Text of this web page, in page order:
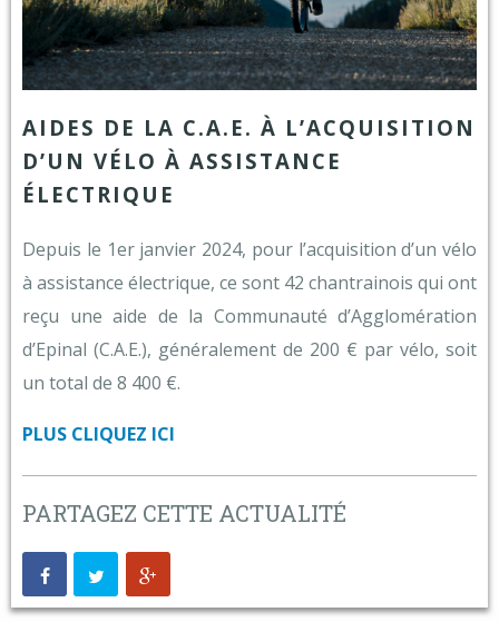
AIDES DE LA C.A.E. À L’ACQUISITION
D’UN VÉLO À ASSISTANCE
ÉLECTRIQUE
Depuis le 1er janvier 2024, pour l’acquisition d’un vélo
à assistance électrique, ce sont 42 chantrainois qui ont
reçu une aide de la Communauté d’Agglomération
d’Epinal (C.A.E.), généralement de 200 € par vélo, soit
un total de 8 400 €.
PLUS CLIQUEZ ICI
PARTAGEZ CETTE ACTUALITÉ